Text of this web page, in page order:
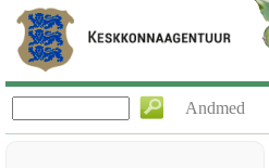
Andmed